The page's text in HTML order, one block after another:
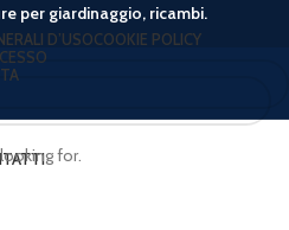
per giardinaggio, ricambi.
D’USOCOOKIE POLICY
for.